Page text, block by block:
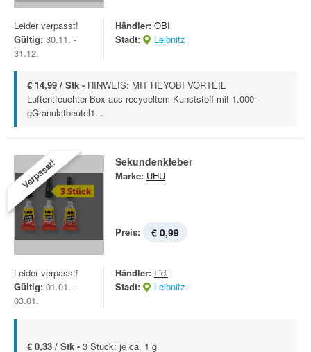
Leider verpasst!
Gültig: 30.11. -
31.12.
Händler: OBI
Stadt:
Leibnitz
€ 14,99 / Stk - HINWEIS: MIT HEYOBI VORTEIL
Luftentfeuchter-Box aus recyceltem Kunststoff mit 1.000-
gGranulatbeutel1...
Verpasst! Sekundenkleber
Marke: UHU
Preis: € 0,99
Leider verpasst!
Gültig: 01.01. -
03.01.
Händler: Lidl
Stadt:
Leibnitz
€ 0,33 / Stk - 3 Stück: je ca. 1 g